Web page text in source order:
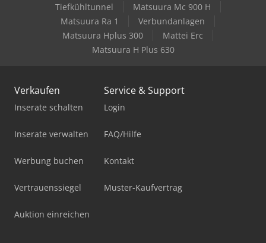
Tiefkühltunnel
Matsuura Mc 900 H
Matsuura Ra 1
Verbundanlagen
Matsuura Hplus 300
Mattei Erc
Matsuura H Plus 630
Verkaufen
Inserate schalten
Inserate verwalten
Werbung buchen
Vertrauenssiegel
Auktion einreichen
Service & Support
Login
FAQ/Hilfe
Kontakt
Muster-Kaufvertrag